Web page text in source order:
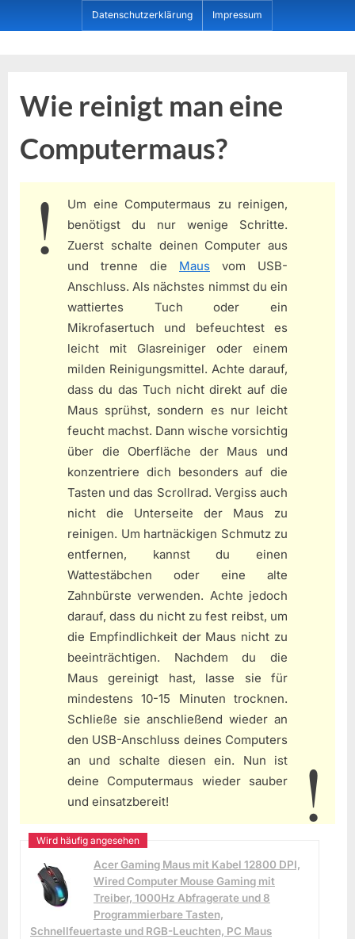
to
Datenschutzerklärung Impressum
Wie reinigt man eine
Computermaus?
Um eine Computermaus zu reinigen,
benötigst du nur wenige Schritte.
Zuerst schalte deinen Computer aus
und trenne die Maus vom USB-
Anschluss. Als nächstes nimmst du ein
wattiertes Tuch oder ein
Mikrofasertuch und befeuchtest es
leicht mit Glasreiniger oder einem
milden Reinigungsmittel. Achte darauf,
dass du das Tuch nicht direkt auf die
Maus sprühst, sondern es nur leicht
feucht machst. Dann wische vorsichtig
über die Oberfläche der Maus und
konzentriere dich besonders auf die
Tasten und das Scrollrad. Vergiss auch
nicht die Unterseite der Maus zu
reinigen. Um hartnäckigen Schmutz zu
entfernen, kannst du einen
Wattestäbchen oder eine alte
Zahnbürste verwenden. Achte jedoch
darauf, dass du nicht zu fest reibst, um
die Empfindlichkeit der Maus nicht zu
beeinträchtigen. Nachdem du die
Maus gereinigt hast, lasse sie für
mindestens 10-15 Minuten trocknen.
Schließe sie anschließend wieder an
den USB-Anschluss deines Computers
an und schalte diesen ein. Nun ist
deine Computermaus wieder sauber
und einsatzbereit!
Acer Gaming Maus mit Kabel 12800 DPI,
Wired Computer Mouse Gaming mit
Treiber, 1000Hz Abfragerate und 8
Programmierbare Tasten,
Schnellfeuertaste und RGB-Leuchten, PC Maus